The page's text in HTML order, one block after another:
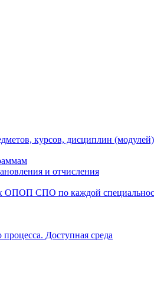
курсов, дисциплин
и отчисления
ОПОП СПО по каждой
Доступная среда